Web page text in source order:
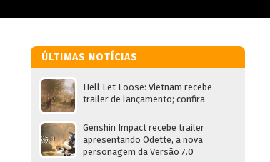
ÚLTIMAS NOTÍCIAS
Hell Let Loose: Vietnam recebe
trailer de lançamento; confira
Genshin Impact recebe trailer
apresentando Odette, a nova
personagem da Versão 7.0